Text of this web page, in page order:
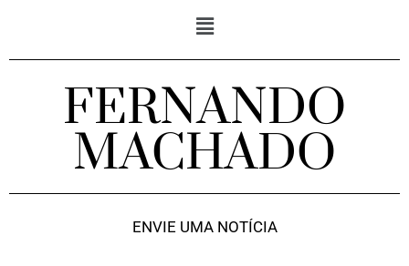
FERNANDO
MACHADO
ENVIE UMA NOTÍCIA